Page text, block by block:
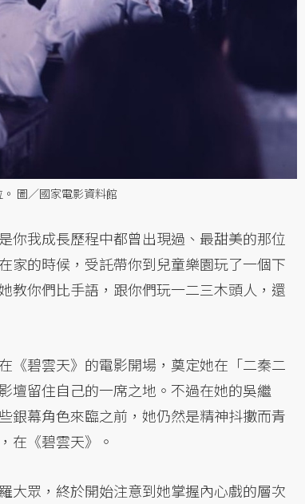
圖／國家電影資料館
你我成長歷程中都曾出現過、最甜美的那位
家的時候，受託帶你到兒童樂園玩了一個下
教你們比手語，跟你們玩一二三木頭人，還
《碧雲天》的電影開場，奠定她在「二秦二
壇留住自己的一席之地。不過在她的吳繼
銀幕角色來臨之前，她仍然是精神抖擻而青
在《碧雲天》。
大眾，終於開始注意到她掌握內心戲的層次